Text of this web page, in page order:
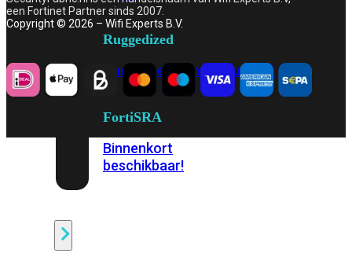
Ruggedized
Hardware Licenties Support
FortiSRA
Binnenkort
beschikbaar!
een Fortinet Partner sinds 2007.
Copyright © 2026 – Wifi Experts B.V.